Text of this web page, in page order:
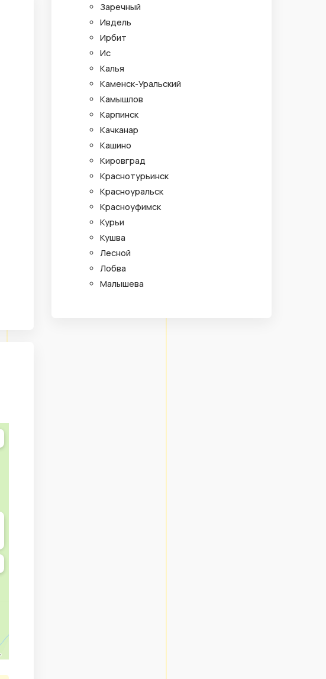
Заречный
Ивдель
Ирбит
Ис
Калья
Каменск-Уральский
Камышлов
Карпинск
Качканар
Кашино
Кировград
Краснотурьинск
Красноуральск
Красноуфимск
Курьи
Кушва
Лесной
Лобва
Малышева